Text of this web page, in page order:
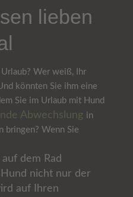
lieben
Wer weiß, Ihr
könnten Sie ihm eine
Sie im Urlaub mit Hund
Abwechslung in
bringen? Wenn Sie
dem Rad
nicht nur der
auf Ihren